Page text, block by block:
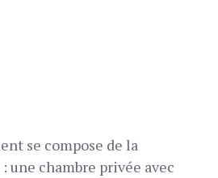
se compose de la
une chambre privée avec